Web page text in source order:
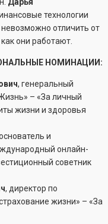
Дарья
технологии
отличить от
они работают.
НОМИНАЦИИ:
, генеральный
– «За личный
жизни и здоровья
и
онлайн-
советник
, директор по
жизни» – «За